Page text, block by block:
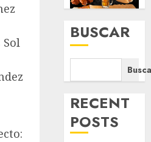
BUSCAR
RECENT
POSTS